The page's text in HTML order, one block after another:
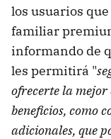
los usuarios
familiar
informando de
les permitirá "
ofrecerte la mejor
beneficios, como
adicionales, que